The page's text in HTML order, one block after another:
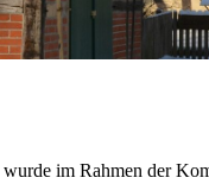
im Rahmen der